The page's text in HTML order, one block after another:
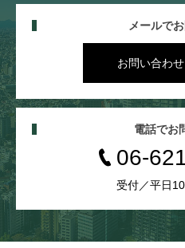
メールで
お問い合わ
電話でお
06-
受付／平日